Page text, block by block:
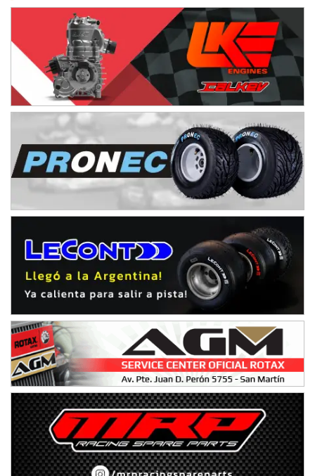
Avellaneda (Santa Fe)
SUR SANTAFESINO - F4
José Samuel Sánchez (Tierra)
Rufino (Santa Fe)
TUCUMANO - F5
Juan Navarro (Asfalto)
El Timbó (Tucumán)
COBERTURA ESPECIAL DE E-KART.COM.AR
08/09-AGO
IAME SERIES ARGENTINA 6
Baradero (Buenos Aires)
KDO - F6
Ciudad de Trenque Lauquen (Asfalto)
Trenque Lauquen (Buenos Aires)
ENTRERRIANO - F6 (POSTERGADA)
Villaguay (Entre Ríos)
VICTORIENSE - F7
El Cerro (Tierra)
Victoria (Entre Ríos)
PATAGONICO - F6
Moto Club Reginense (Tierra)
Gral. E. Godoy (Río Negro)
CSK - F7
Juventud Unida (Tierra)